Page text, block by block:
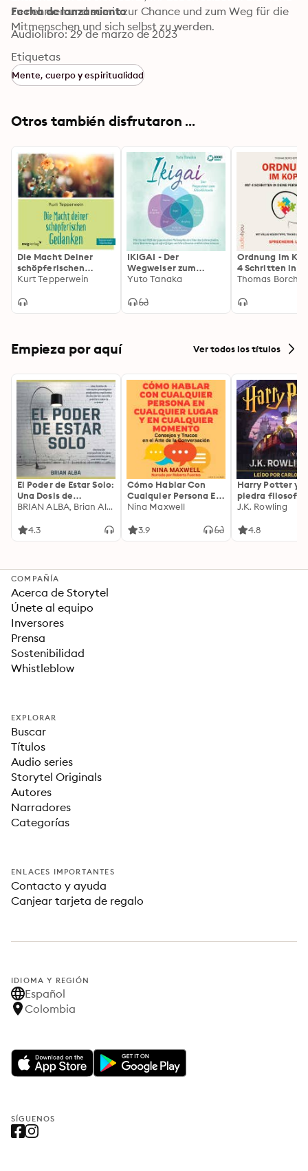
zu nehmen und somit zur Chance und zum Weg für die
Mitmenschen und sich selbst zu werden.
Fecha de lanzamiento
Audiolibro: 29 de marzo de 2023
Etiquetas
Mente, cuerpo y espiritualidad
Otros también disfrutaron ...
Die Macht Deiner
schöpferischen
Gedanken: Als
Schöpfer
Kurt Tepperwein
IKIGAI - Der
Wegweiser zum
Glücklichsein: Wie Sie
japanischen
sofort folgen und Ihre
Passion endlich leben
Yuto Tanaka
Ordnung im
4 Schritten in
persönliche
Thomas
Empieza por aquí Ver todos los títulos
El Poder de Estar Solo:
Una Dosis de
Motivación
Ideas Revolucionarias
BRIAN ALBA, Brian Alba
4.3
Cómo Hablar Con
Cualquier Persona En
Cualquier Lugar Y En
Nina Maxwell
3.9
Harry Potter y
piedra filosofal
J.K. Rowling
4.8
COMPAÑÍA
Acerca de Storytel
Únete al equipo
Inversores
Prensa
Sostenibilidad
Whistleblow
EXPLORAR
Buscar
Títulos
Audio series
Storytel Originals
Autores
Narradores
Categorías
ENLACES IMPORTANTES
Contacto y ayuda
Canjear tarjeta de regalo
IDIOMA Y REGIÓN
Español
Colombia
SÍGUENOS